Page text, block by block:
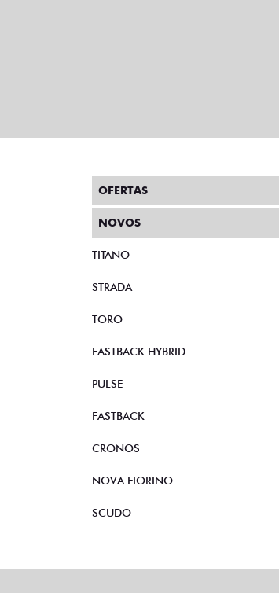
OFERTAS
NOVOS
TITANO
STRADA
TORO
FASTBACK HYBRID
PULSE
FASTBACK
CRONOS
NOVA FIORINO
SCUDO